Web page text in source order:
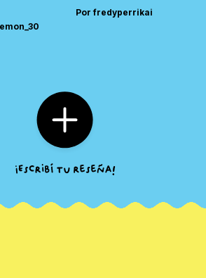
Por fredyperrikai